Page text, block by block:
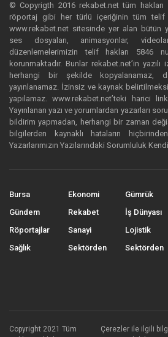
© Copyrigth 2016 rekabet.net tüm hakları
röportaj gibi her türlü içeriğinin tüm telif
www.rekabet.net sitesinde yer alan bütün
ses dosyaları, animasyonlar,
düzenlemelerimizin telif hakları 5846
korunmaktadır. Bunlar rekabet.net’in
herhangi bir şekilde kopyalanamaz,
yayınlanamaz. İzinsiz ve kaynak
yapılamaz. www.rekabet.net’teki harici
Yayınlanan yazı ve yorumlardan yazarları
bildirim yapmadan, herhangi bir zaman
bilgilerden kaynaklı hataların
Yazarlarımızın Yazılarındaki Sorumluluk
Bursa
Gündem
Röportajlar
Sağlık
Ekonomi
Rekabet
Sanayi
Sektörden
Gümrük
İş Dünyası
Lojistik
Sektörden
Copyright 2021 Tüm
Çerezler ile ilgili